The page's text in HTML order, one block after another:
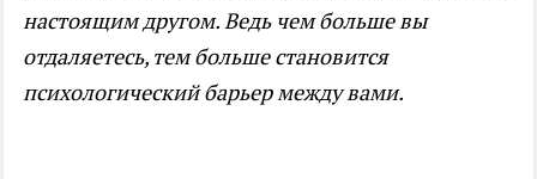
настоящим другом. Ведь чем больше вы
отдаляетесь, тем больше становится
психологический барьер между вами.